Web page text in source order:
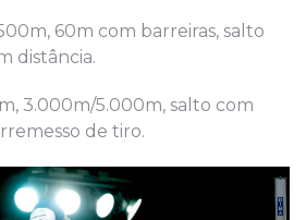
60m com barreiras, salto
distância.
3.000m/5.000m, salto com
de tiro.